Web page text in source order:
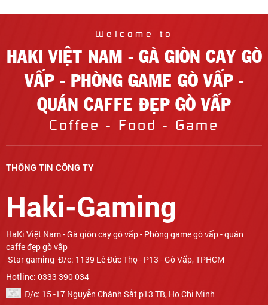
Welcome to
HAKI VIỆT NAM - GÀ GIÒN CAY GÒ
VẤP - PHÒNG GAME GÒ VẤP -
QUÁN CAFFE ĐẸP GÒ VẤP
Coffee - Food - Game
THÔNG TIN CÔNG TY
Haki-Gaming
Star gaming Đ/c: 1139 Lê Đức Thọ - P13 - Gò Vấp, TPHCM
Hotline: 0333 390 034
Đ/c: 15 -17 Nguyễn Chánh Sắt p13 TB, Ho Chi Minh